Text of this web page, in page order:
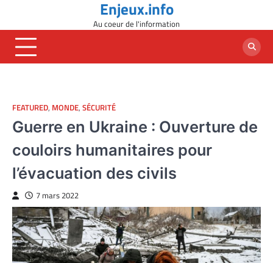
content
Enjeux.info
Au coeur de l'information
FEATURED, MONDE, SÉCURITÉ
Guerre en Ukraine : Ouverture de
couloirs humanitaires pour
l’évacuation des civils
7 mars 2022